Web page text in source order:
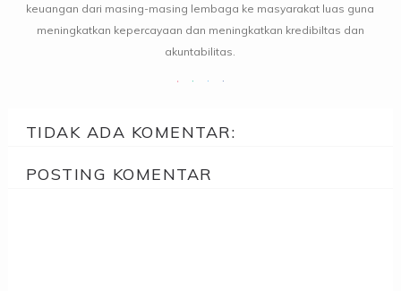
keuangan dari masing-masing lembaga ke masyarakat luas guna
meningkatkan kepercayaan dan meningkatkan kredibiltas dan
akuntabilitas.
TIDAK ADA KOMENTAR:
POSTING KOMENTAR